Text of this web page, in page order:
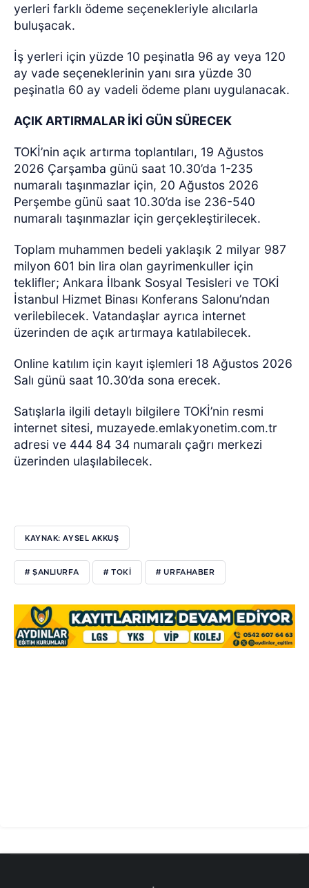
yerleri farklı ödeme seçenekleriyle alıcılarla
buluşacak.
İş yerleri için yüzde 10 peşinatla 96 ay veya 120
ay vade seçeneklerinin yanı sıra yüzde 30
peşinatla 60 ay vadeli ödeme planı uygulanacak.
AÇIK ARTIRMALAR İKİ GÜN SÜRECEK
TOKİ’nin açık artırma toplantıları, 19 Ağustos
2026 Çarşamba günü saat 10.30’da 1-235
numaralı taşınmazlar için, 20 Ağustos 2026
Perşembe günü saat 10.30’da ise 236-540
numaralı taşınmazlar için gerçekleştirilecek.
Toplam muhammen bedeli yaklaşık 2 milyar 987
milyon 601 bin lira olan gayrimenkuller için
teklifler; Ankara İlbank Sosyal Tesisleri ve TOKİ
İstanbul Hizmet Binası Konferans Salonu’ndan
verilebilecek. Vatandaşlar ayrıca internet
üzerinden de açık artırmaya katılabilecek.
Online katılım için kayıt işlemleri 18 Ağustos 2026
Salı günü saat 10.30’da sona erecek.
Satışlarla ilgili detaylı bilgilere TOKİ’nin resmi
internet sitesi, muzayede.emlakyonetim.com.tr
adresi ve 444 84 34 numaralı çağrı merkezi
üzerinden ulaşılabilecek.
KAYNAK: AYSEL AKKUŞ
# ŞANLIURFA # TOKI # URFAHABER